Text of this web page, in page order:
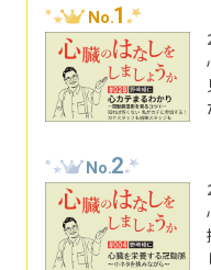
No.1
No.2